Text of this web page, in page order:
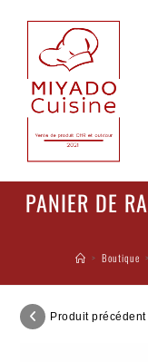
PANIER DE
> Boutique >
Produit précédent